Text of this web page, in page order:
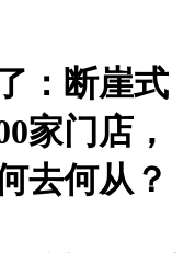
：断崖式
家门店，
去何从？